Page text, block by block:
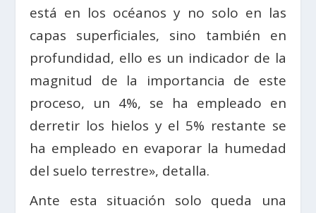
está en los océanos y no solo en las
capas superficiales, sino también en
profundidad, ello es un indicador de la
magnitud de la importancia de este
proceso, un 4%, se ha empleado en
derretir los hielos y el 5% restante se
ha empleado en evaporar la humedad
del suelo terrestre», detalla.
Ante esta situación solo queda una